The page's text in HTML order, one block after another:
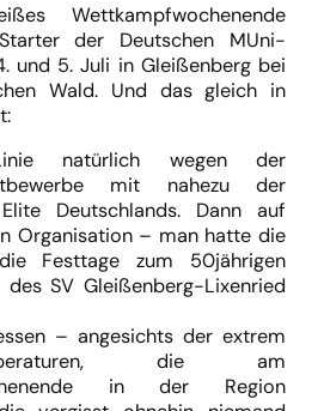
Wettkampfwochenende
der Deutschen MUni-
und 5. Juli in Gleißenberg bei
Wald. Und das gleich in
natürlich wegen der
mit nahezu der
Deutschlands. Dann auf
Organisation – man hatte die
Festtage zum 50jährigen
des SV Gleißenberg-Lixenried
– angesichts der extrem
die am
in der Region